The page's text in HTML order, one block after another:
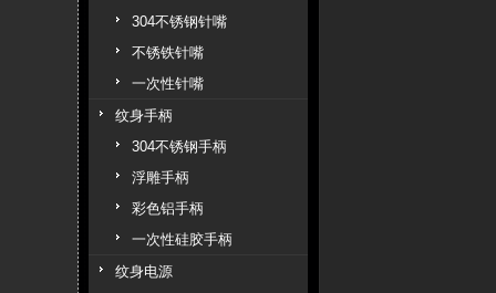
304不锈钢针嘴
不锈铁针嘴
一次性针嘴
纹身手柄
304不锈钢手柄
浮雕手柄
彩色铝手柄
一次性硅胶手柄
纹身电源